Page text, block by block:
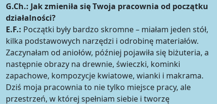
G.Ch.: Jak zmieniła się Twoja pracownia od początku
działalności?
E.F.: Początki były bardzo skromne – miałam jeden stół,
kilka podstawowych narzędzi i odrobinę materiałów.
Zaczynałam od aniołów, później pojawiła się biżuteria, a
następnie obrazy na drewnie, świeczki, kominki
zapachowe, kompozycje kwiatowe, wianki i makrama.
Dziś moja pracownia to nie tylko miejsce pracy, ale
przestrzeń, w której spełniam siebie i tworzę